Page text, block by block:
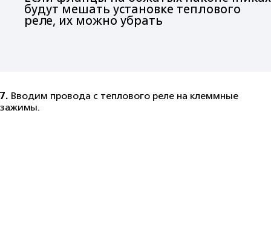
будут мешать установке теплового
реле, их можно убрать
7. Вводим провода с теплового реле на клеммные
зажимы.